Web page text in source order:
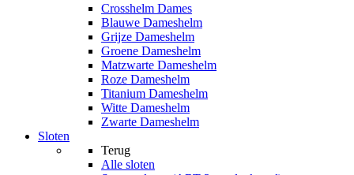
Crosshelm Dames
Blauwe Dameshelm
Grijze Dameshelm
Groene Dameshelm
Matzwarte Dameshelm
Roze Dameshelm
Titanium Dameshelm
Witte Dameshelm
Zwarte Dameshelm
Sloten
Terug
Alle sloten